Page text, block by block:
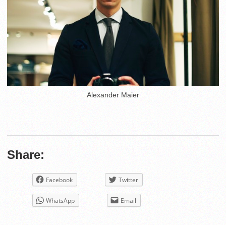
Alexander Maier
Share:
Facebook Twitter
WhatsApp Email